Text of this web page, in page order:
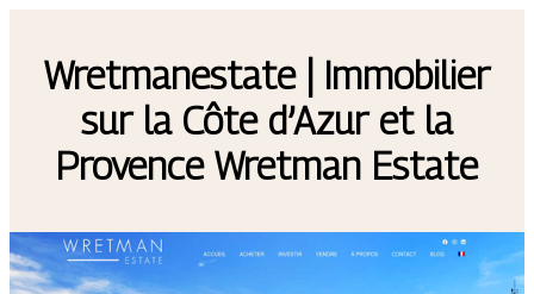
Wret­manesta­te | Immobilier
sur la Côte d’Azur et la
Provence Wretman Estate